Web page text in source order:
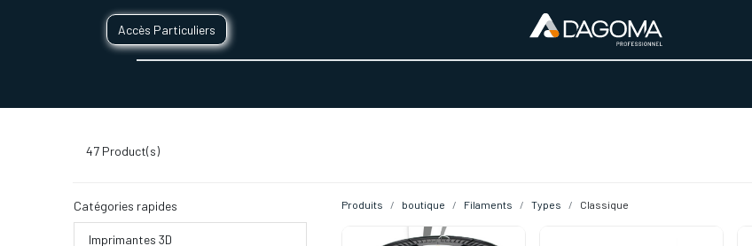
Accès Particuliers
47 Product(s)
Catégories rapides
Imprimantes 3D
Produits boutique Filaments Types Classique